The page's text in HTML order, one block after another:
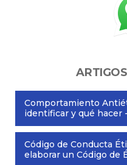
Comportamiento
identificar y qué hacer
Código de Conducta
elaborar un Código de